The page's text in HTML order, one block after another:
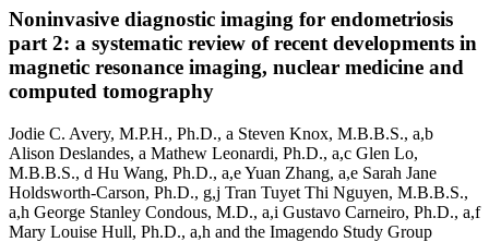
Noninvasive diagnostic imaging for endometriosis
part 2: a systematic review of recent developments in
magnetic resonance imaging, nuclear medicine and
computed tomography
Jodie C. Avery, M.P.H., Ph.D., a Steven Knox, M.B.B.S., a,b
Alison Deslandes, a Mathew Leonardi, Ph.D., a,c Glen Lo,
M.B.B.S., d Hu Wang, Ph.D., a,e Yuan Zhang, a,e Sarah Jane
Holdsworth-Carson, Ph.D., g,j Tran Tuyet Thi Nguyen, M.B.B.S.,
a,h George Stanley Condous, M.D., a,i Gustavo Carneiro, Ph.D., a,f
Mary Louise Hull, Ph.D., a,h and the Imagendo Study Group